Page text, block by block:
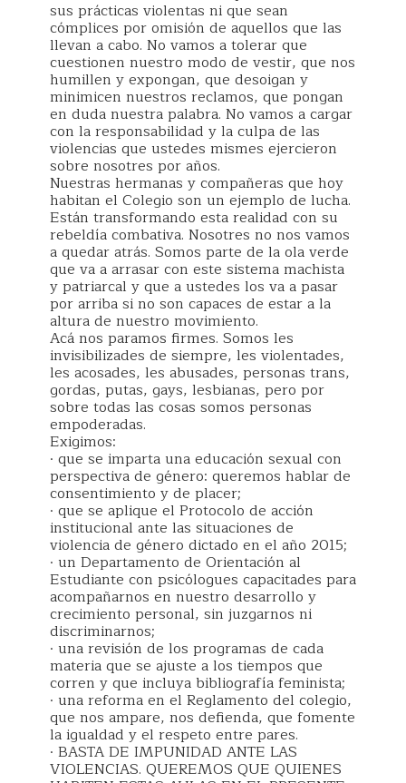
sus prácticas violentas ni que sean
cómplices por omisión de aquellos que las
llevan a cabo. No vamos a tolerar que
cuestionen nuestro modo de vestir, que nos
humillen y expongan, que desoigan y
minimicen nuestros reclamos, que pongan
en duda nuestra palabra. No vamos a cargar
con la responsabilidad y la culpa de las
violencias que ustedes mismes ejercieron
sobre nosotres por años.
Nuestras hermanas y compañeras que hoy
habitan el Colegio son un ejemplo de lucha.
Están transformando esta realidad con su
rebeldía combativa. Nosotres no nos vamos
a quedar atrás. Somos parte de la ola verde
que va a arrasar con este sistema machista
y patriarcal y que a ustedes los va a pasar
por arriba si no son capaces de estar a la
altura de nuestro movimiento.
Acá nos paramos firmes. Somos les
invisibilizades de siempre, les violentades,
les acosades, les abusades, personas trans,
gordas, putas, gays, lesbianas, pero por
sobre todas las cosas somos personas
empoderadas.
Exigimos:
· que se imparta una educación sexual con
perspectiva de género: queremos hablar de
consentimiento y de placer;
· que se aplique el Protocolo de acción
institucional ante las situaciones de
violencia de género dictado en el año 2015;
· un Departamento de Orientación al
Estudiante con psicólogues capacitades para
acompañarnos en nuestro desarrollo y
crecimiento personal, sin juzgarnos ni
discriminarnos;
· una revisión de los programas de cada
materia que se ajuste a los tiempos que
corren y que incluya bibliografía feminista;
· una reforma en el Reglamento del colegio,
que nos ampare, nos defienda, que fomente
la igualdad y el respeto entre pares.
· BASTA DE IMPUNIDAD ANTE LAS
VIOLENCIAS. QUEREMOS QUE QUIENES